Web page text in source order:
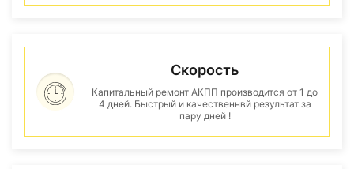
Скорость
Капитальный ремонт АКПП производится от 1 до
4 дней. Быстрый и качественнвй результат за
пару дней !